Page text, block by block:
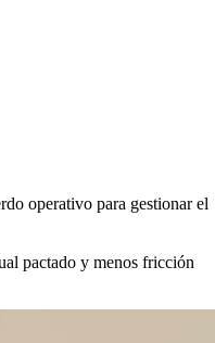
operativo para gestionar el
pactado y menos fricción